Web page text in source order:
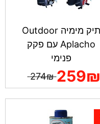
תיק מימיה Outdoor
Aplacho עם פקק
פנימי
259₪
274₪